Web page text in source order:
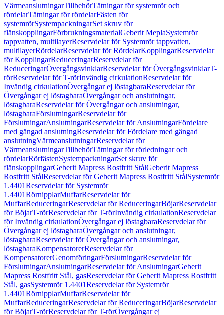
VärmeanslutningarTillbehörTätningar för systemrör och
rördelarTätningar för rördelarFästen för
systemrörSystempackningarSet skruv för
flänskopplingarFörbrukningsmaterialGeberit MeplaSystemrör
tappvatten, multilayerReservdelar för Systemrör tappvatten,
multilayerRördelarReservdelar för RördelarKopplingarReservdelar
för KopplingarReduceringarReservdelar för
ReduceringarÖvergångsvinklarReservdelar för ÖvergångsvinklarT-
rörReservdelar för T-rörInvändig cirkulationReservdelar för
Invändig cirkulationÖvergångar ej löstagbaraReservdelar för
Övergångar ej löstagbaraÖvergångar och anslutningar,
löstagbaraReservdelar för Övergångar och anslutningar,
löstagbaraFörslutningarReservdelar för
FörslutningarAnslutningarReservdelar för AnslutningarFördelare
med gängad anslutningReservdelar för Fördelare med gängad
anslutningVärmeanslutningarReservdelar för
VärmeanslutningarTillbehörTätningar för rörledningar och
rördelarRörfästenSystempackningarSet skruv för
flänskopplingarGeberit Mapress Rostfritt StålGeberit Mapress
Rostfritt StålReservdelar för Geberit Mapress Rostfritt StålSystemrör
1.4401Reservdelar för Systemrör
1.4401RörnipplarMuffarReservdelar för
MuffarReduceringarReservdelar för ReduceringarBöjarReservdelar
för BöjarT-rörReservdelar för T-rörInvändig cirkulationReservdelar
för Invändig cirkulationÖvergångar ej löstagbaraReservdelar för
Övergångar ej löstagbaraÖvergångar och anslutningar,
löstagbaraReservdelar för Övergångar och anslutningar,
löstagbaraKompensatorerReservdelar för
KompensatorerGenomföringarFörslutningarReservdelar för
FörslutningarAnslutningarReservdelar för AnslutningarGeberit
Mapress Rostfritt Stål, gasReservdelar för Geberit Mapress Rostfritt
Stål, gasSystemrör 1.4401Reservdelar för Systemrör
1.4401RörnipplarMuffarReservdelar för
MuffarReduceringarReservdelar för ReduceringarBöjarReservdelar
för BöjarT-rörReservdelar för T-rörÖvergångar ej